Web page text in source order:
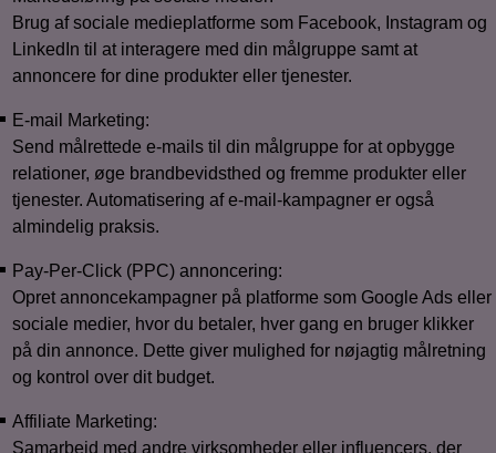
Brug af sociale medieplatforme som Facebook, Instagram og
LinkedIn til at interagere med din målgruppe samt at
annoncere for dine produkter eller tjenester.
E-mail Marketing:
Send målrettede e-mails til din målgruppe for at opbygge
relationer, øge brandbevidsthed og fremme produkter eller
tjenester. Automatisering af e-mail-kampagner er også
almindelig praksis.
Pay-Per-Click (PPC) annoncering:
Opret annoncekampagner på platforme som Google Ads eller
sociale medier, hvor du betaler, hver gang en bruger klikker
på din annonce. Dette giver mulighed for nøjagtig målretning
og kontrol over dit budget.
Affiliate Marketing:
Samarbejd med andre virksomheder eller influencers, der